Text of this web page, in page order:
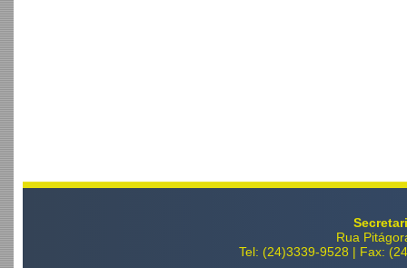
Rua
Tel: (24)3339-9528 | Fax: